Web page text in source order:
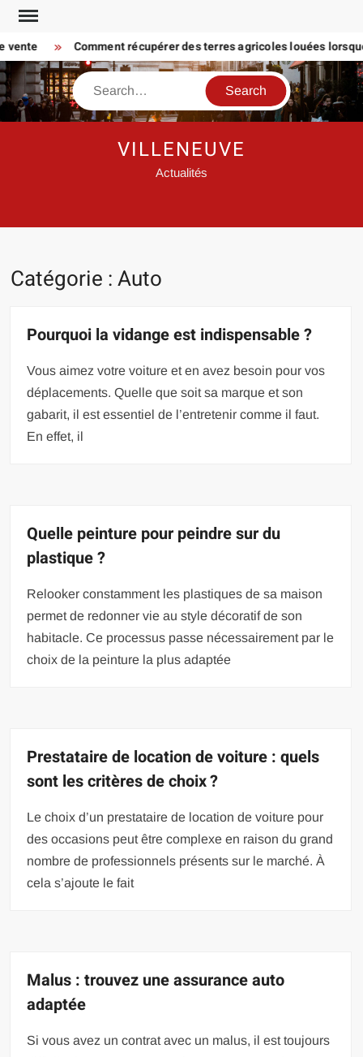
Skip
content
Comment récupérer des terres agricoles louées lorsque
Search
VILLENEUVE
Actualités
Catégorie :Auto
Pourquoi la vidange est indispensable ?
Vous aimez votre voiture et en avez besoin pour vos
déplacements. Quelle que soit sa marque et son
gabarit, il est essentiel de l’entretenir comme il faut.
En effet, il
Quelle peinture pour peindre sur du
plastique ?
Relooker constamment les plastiques de sa maison
permet de redonner vie au style décoratif de son
habitacle. Ce processus passe nécessairement par le
choix de la peinture la plus adaptée
Prestataire de location de voiture : quels
sont les critères de choix ?
Le choix d’un prestataire de location de voiture pour
des occasions peut être complexe en raison du grand
nombre de professionnels présents sur le marché. À
cela s’ajoute le fait
Malus : trouvez une assurance auto
adaptée
Si vous avez un contrat avec un malus, il est toujours